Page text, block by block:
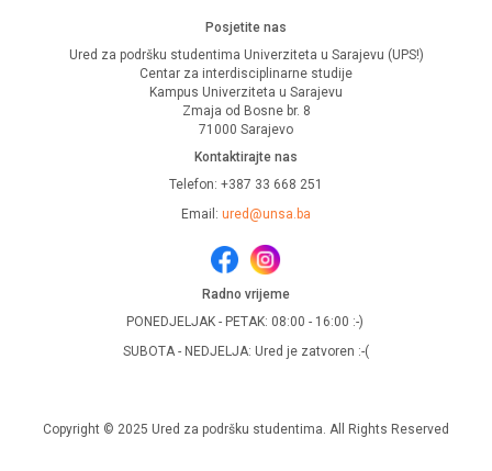
Posjetite nas
Ured za podršku studentima Univerziteta u Sarajevu (UPS!)
Centar za interdisciplinarne studije
Kampus Univerziteta u Sarajevu
Zmaja od Bosne br. 8
71000 Sarajevo
Kontaktirajte nas
Telefon: +387 33 668 251
Email: ured@unsa.ba
Radno vrijeme
PONEDJELJAK - PETAK: 08:00 - 16:00 :-)
SUBOTA - NEDJELJA: Ured je zatvoren :-(
Copyright © 2025 Ured za podršku studentima. All Rights Reserved